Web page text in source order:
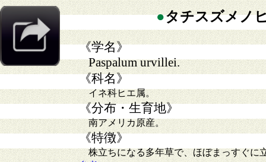
●タチスズメノ
《学名》
Paspalum urvillei.
《科名》
イネ科ヒエ属。
《分布・生育地》
南アメリカ原産。
《特徴》
株立ちになる多年草で、ほぼまっすぐに